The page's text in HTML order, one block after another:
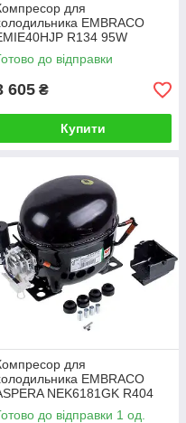
для
EMBRACO
R134 95W
до відправки
605 ₴
Купити
для
EMBRACO
NEK6181GK R404
до відправки 1 од.